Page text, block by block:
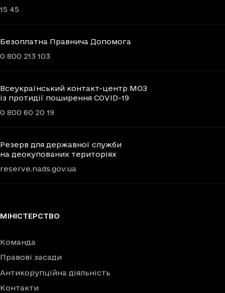
15 45
Безоплатна Правнича Допомога
0 800 213 103
Всеукраїнський контакт-центр МОЗ
із протидії поширення COVID-19
0 800 60 20 19
Резерв для державної служби
на деокупованих територіях
reserve.nads.gov.ua
МІНІСТЕРСТВО
Команда
Правові засади
Антикорупційна діяльність
Контакти